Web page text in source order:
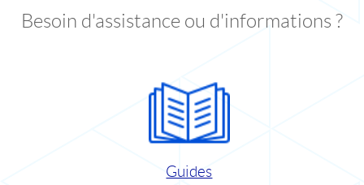
Besoin d'assistance ou d'informations ?
Guides